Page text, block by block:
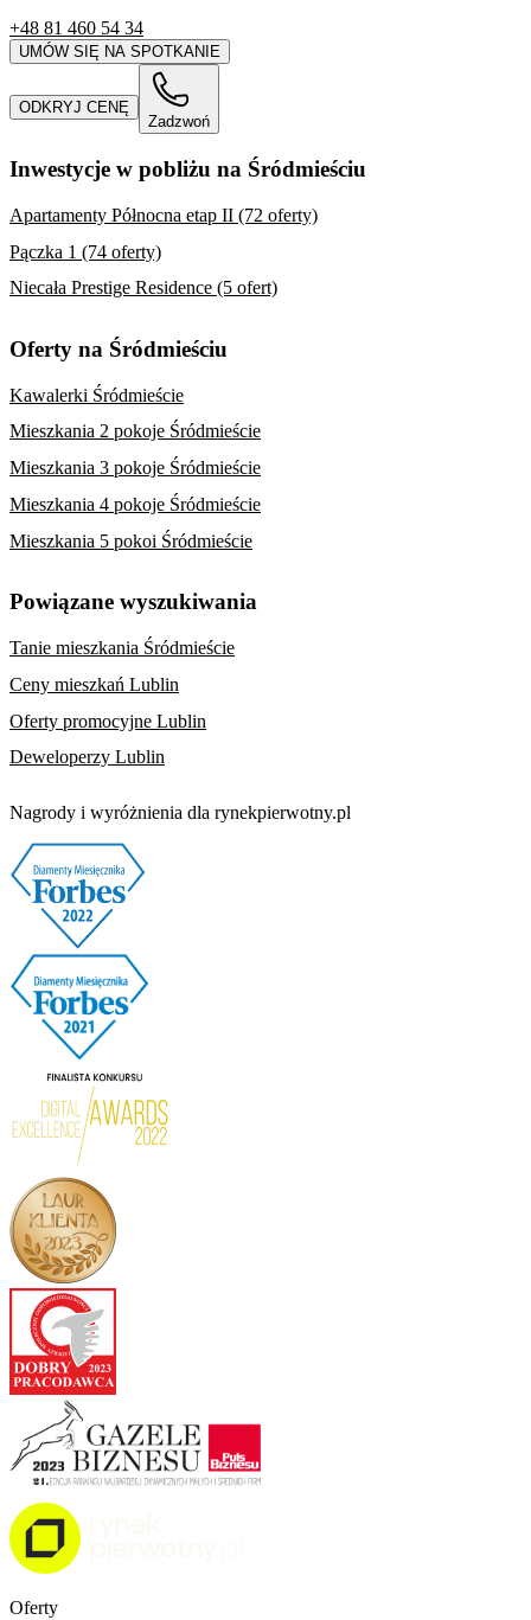
+48 81 460 54 34
UMÓW SIĘ NA SPOTKANIE
ODKRYJ CENĘ
Zadzwoń
Inwestycje w pobliżu na Śródmieściu
Apartamenty Północna etap II (72 oferty)
Pączka 1 (74 oferty)
Niecała Prestige Residence (5 ofert)
Oferty na Śródmieściu
Kawalerki Śródmieście
Mieszkania 2 pokoje Śródmieście
Mieszkania 3 pokoje Śródmieście
Mieszkania 4 pokoje Śródmieście
Mieszkania 5 pokoi Śródmieście
Powiązane wyszukiwania
Tanie mieszkania Śródmieście
Ceny mieszkań Lublin
Oferty promocyjne Lublin
Deweloperzy Lublin
Nagrody i wyróżnienia dla rynekpierwotny.pl
Oferty